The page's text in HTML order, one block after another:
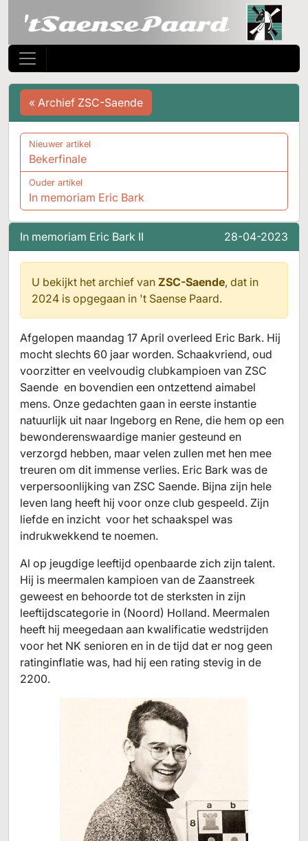
In memoriam Eric Bark II 28-04-2023
U bekijkt het archief van ZSC-Saende, dat in
2024 is opgegaan in 't Saense Paard.
Afgelopen maandag 17 April overleed Eric Bark. Hij
mocht slechts 60 jaar worden. Schaakvriend, oud
voorzitter en veelvoudig clubkampioen van ZSC
Saende en bovendien een ontzettend aimabel
mens. Onze gedachten gaan in eerste instantie
natuurlijk uit naar Ingeborg en Rene, die hem op een
bewonderenswaardige manier gesteund en
verzorgd hebben, maar velen zullen met hen mee
treuren om dit immense verlies. Eric Bark was de
verpersoonlijking van ZSC Saende. Bijna zijn hele
leven lang heeft hij voor onze club gespeeld. Zijn
liefde en inzicht voor het schaakspel was
indrukwekkend te noemen.
Al op jeugdige leeftijd openbaarde zich zijn talent.
Hij is meermalen kampioen van de Zaanstreek
geweest en behoorde tot de sterksten in zijn
leeftijdscategorie in (Noord) Holland. Meermalen
heeft hij meegedaan aan kwalificatie wedstrijden
voor het NK senioren en in de tijd dat er nog geen
ratinginflatie was, had hij een rating stevig in de
2200.
« Archief ZSC-Saende
Nieuwer artikel
Bekerfinale
Ouder artikel
In memoriam Eric Bark